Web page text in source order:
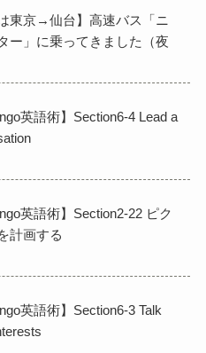
は東京→仙台】高速バス「ニ
ー」に乗ってきました（夜
英語術】Section6-4 Lead a
英語術】Section2-22 ピク
計画する
英語術】Section6-3 Talk